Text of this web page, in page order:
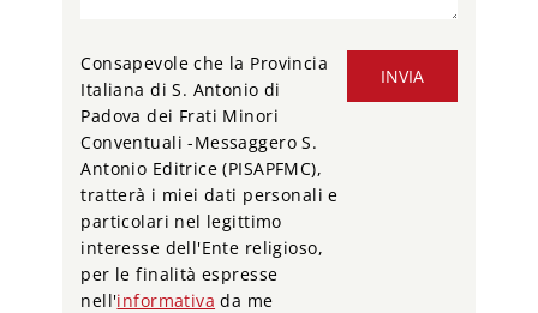
INVIA
Consapevole che la Provincia
Italiana di S. Antonio di
Padova dei Frati Minori
Conventuali -Messaggero S.
Antonio Editrice (PISAPFMC),
tratterà i miei dati personali e
particolari nel legittimo
interesse dell'Ente religioso,
per le finalità espresse
nell'informativa da me